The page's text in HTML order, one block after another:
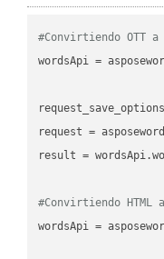
#Convirtiendo OTT a
wordsApi =
request
result =
#Convirtiendo HTML
wordsApi =